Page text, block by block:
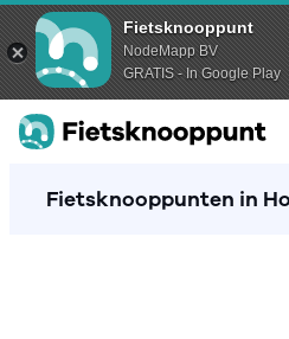
Fietsknooppunt
NodeMapp BV
GRATIS - In Google Play
Fietsknooppunten in